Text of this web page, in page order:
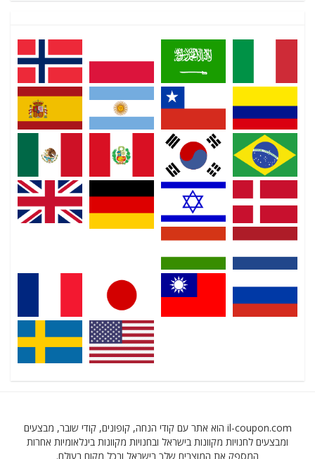
il-coupon.com הוא אתר עם קודי הנחה, קופונים, קודי שובר, מבצעים
ומבצעים לחנויות מקוונות בישראל ובחנויות מקוונות בינלאומיות אחרות
המספק את המוצרים שלך בישראל ובכל מקום בעולם.